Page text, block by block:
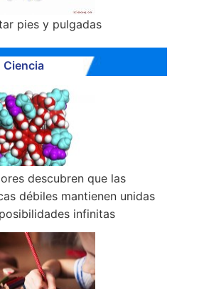
pies y pulgadas
Ciencia
descubren que las
débiles mantienen unidas
infinitas